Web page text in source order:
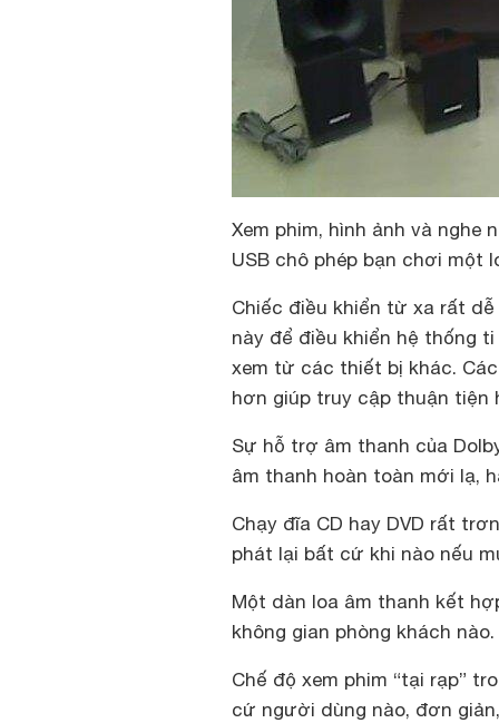
Xem phim, hình ảnh và
USB chô phép bạn chơi
Chiếc điều khiển từ xa rất
này để điều khiển hệ thống
xem từ các thiết bị khác.
hơn giúp truy cập thuận tiện
Sự hỗ trợ âm thanh của
âm thanh hoàn toàn mới lạ,
Chạy đĩa CD hay DVD rất
phát lại bất cứ khi nào nếu
Một dàn loa âm thanh kết
không gian phòng khách nào.
Chế độ xem phim “tại rạp”
cứ người dùng nào, đơn